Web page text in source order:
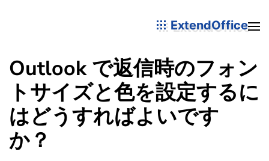
ExtendOffice
Outlook で返信時のフォン
トサイズと色を設定するに
はどうすればよいです
か？